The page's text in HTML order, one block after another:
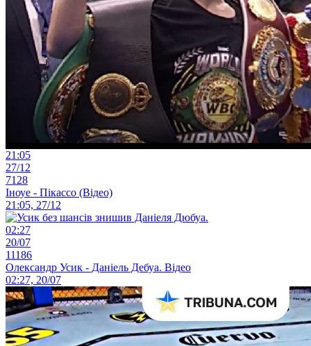
21:05
27/12
7128
Іноуе - Пікассо (Відео)
21:05, 27/12
02:27
20/07
11186
Олександр Усик - Даніель Дебуа. Відео
02:27, 20/07